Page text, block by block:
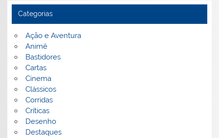
Categorias
Ação e Aventura
Animê
Bastidores
Cartas
Cinema
Clássicos
Corridas
Críticas
Desenho
Destaques